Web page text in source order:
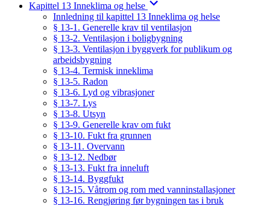
Kapittel 13 Inneklima og helse
Innledning til kapittel 13 Inneklima og helse
§ 13-1. Generelle krav til ventilasjon
§ 13-2. Ventilasjon i boligbygning
§ 13-3. Ventilasjon i byggverk for publikum og
arbeidsbygning
§ 13-4. Termisk inneklima
§ 13-5. Radon
§ 13-6. Lyd og vibrasjoner
§ 13-7. Lys
§ 13-8. Utsyn
§ 13-9. Generelle krav om fukt
§ 13-10. Fukt fra grunnen
§ 13-11. Overvann
§ 13-12. Nedbør
§ 13-13. Fukt fra inneluft
§ 13-14. Byggfukt
§ 13-15. Våtrom og rom med vanninstallasjoner
§ 13-16. Rengjøring før bygningen tas i bruk